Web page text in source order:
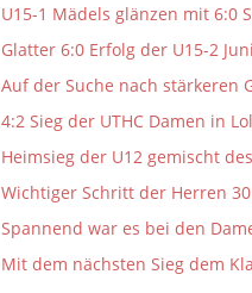
U15-1 Mädels glänzen mit 6:0
Glatter 6:0 Erfolg der U15-2
Auf der Suche nach stärkeren
4:2 Sieg der UTHC Damen in
Heimsieg der U12 gemischt
Wichtiger Schritt der Herren
Spannend war es bei den
Mit dem nächsten Sieg dem